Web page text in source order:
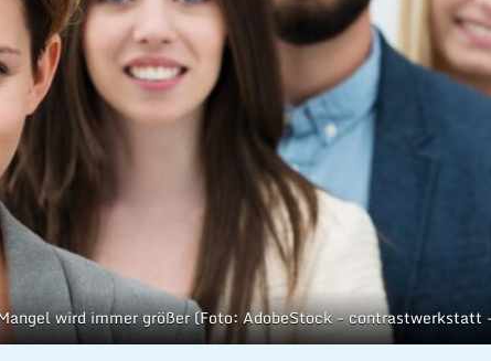
wird immer größer (Foto: AdobeStock -